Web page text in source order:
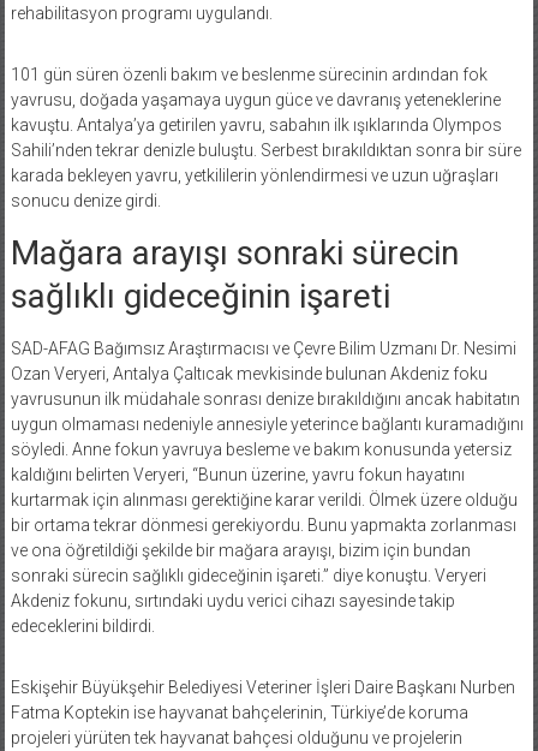
rehabilitasyon programı uygulandı.
101 gün süren özenli bakım ve beslenme sürecinin ardından fok
yavrusu, doğada yaşamaya uygun güce ve davranış yeteneklerine
kavuştu. Antalya’ya getirilen yavru, sabahın ilk ışıklarında Olympos
Sahili’nden tekrar denizle buluştu. Serbest bırakıldıktan sonra bir süre
karada bekleyen yavru, yetkililerin yönlendirmesi ve uzun uğraşları
sonucu denize girdi.
Mağara arayışı sonraki sürecin
sağlıklı gideceğinin işareti
SAD-AFAG Bağımsız Araştırmacısı ve Çevre Bilim Uzmanı Dr. Nesimi
Ozan Veryeri, Antalya Çaltıcak mevkisinde bulunan Akdeniz foku
yavrusunun ilk müdahale sonrası denize bırakıldığını ancak habitatın
uygun olmaması nedeniyle annesiyle yeterince bağlantı kuramadığını
söyledi. Anne fokun yavruya besleme ve bakım konusunda yetersiz
kaldığını belirten Veryeri, “Bunun üzerine, yavru fokun hayatını
kurtarmak için alınması gerektiğine karar verildi. Ölmek üzere olduğu
bir ortama tekrar dönmesi gerekiyordu. Bunu yapmakta zorlanması
ve ona öğretildiği şekilde bir mağara arayışı, bizim için bundan
sonraki sürecin sağlıklı gideceğinin işareti.” diye konuştu. Veryeri
Akdeniz fokunu, sırtındaki uydu verici cihazı sayesinde takip
edeceklerini bildirdi.
Eskişehir Büyükşehir Belediyesi Veteriner İşleri Daire Başkanı Nurben
Fatma Koptekin ise hayvanat bahçelerinin, Türkiye’de koruma
projeleri yürüten tek hayvanat bahçesi olduğunu ve projelerin